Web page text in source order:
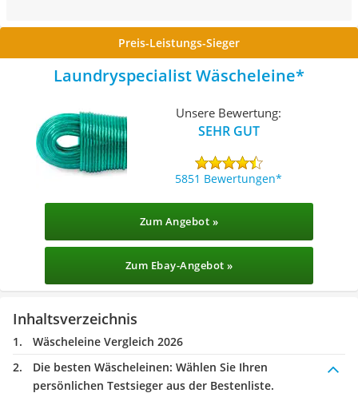
Preis-Leistungs-Sieger
Laundryspecialist Wäscheleine
Unsere Bewertung:
SEHR GUT
5851 Bewertungen
Zum Angebot »
Zum Ebay-Angebot »
Inhaltsverzeichnis
Wäscheleine Vergleich 2026
Die besten Wäscheleinen: Wählen Sie Ihren
persönlichen Testsieger aus der Bestenliste.